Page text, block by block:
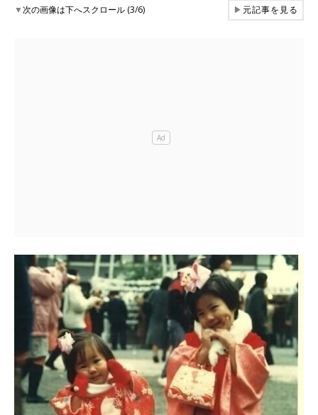
▼次の画像は下へスクロール (3/6) ▶元記事を見る